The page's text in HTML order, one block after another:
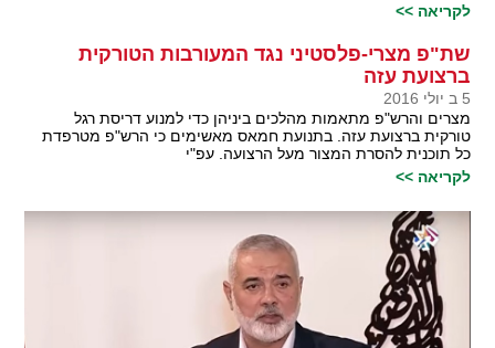
לקריאה >>
שת"פ מצרי-פלסטיני נגד המעורבות הטורקית
ברצועת עזה
5 ב יולי 2016
מצרים והרש"פ מתאמות מהלכים ביניהן כדי למנוע דריסת רגל
טורקית ברצועת עזה. בתנועת חמאס מאשימים כי הרש"פ מטרפדת
כל תוכנית להסרת המצור מעל הרצועה. עפ"י
לקריאה >>